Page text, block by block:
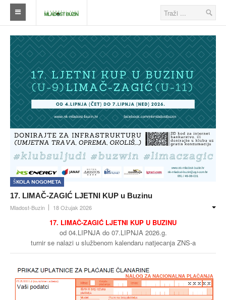
Naslovna
Klub
Škola nogometa
Ostalo
Klub
Novosti
Seniori
Škola nogometa
Buzin
Škola nogometa
17. LIMAČ-ZAGIĆ LJETNI KUP u Buzinu
Mladost-Buzin 18 Ožujak 2026
17. LIMAČ-ZAGIĆ LJETNI KUP U BUZINU
od 04.LIPNJA do 07.LIPNJA 2026.g.
turnir se nalazi u službenom kalendaru natjecanja ZNS-a